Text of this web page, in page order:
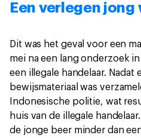
Een verlegen jong
Dit was het geval voor een
mei na een lang onderzoek
een illegale handelaar. Nadat
bewijsmateriaal was
Indonesische politie, wat
huis van de illegale
de jonge beer minder dan